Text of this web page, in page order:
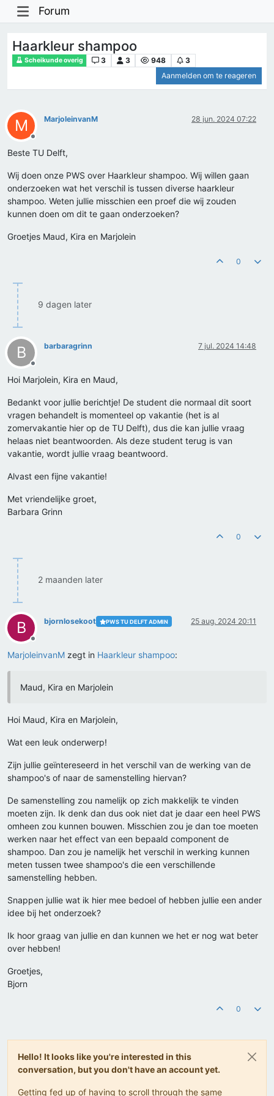
Forum
Haarkleur shampoo
Scheikunde overig 3 3 948
3
Aanmelden om te reageren
M
Offline
MarjoleinvanM 28 jun. 2024 07:22
Beste TU Delft,
Wij doen onze PWS over Haarkleur shampoo. Wij willen gaan
onderzoeken wat het verschil is tussen diverse haarkleur
shampoo. Weten jullie misschien een proef die wij zouden
kunnen doen om dit te gaan onderzoeken?
Groetjes Maud, Kira en Marjolein
0
9 dagen later
B
Offline
barbaragrinn 7 jul. 2024 14:48
Hoi Marjolein, Kira en Maud,
Bedankt voor jullie berichtje! De student die normaal dit soort
vragen behandelt is momenteel op vakantie (het is al
zomervakantie hier op de TU Delft), dus die kan jullie vraag
helaas niet beantwoorden. Als deze student terug is van
vakantie, wordt jullie vraag beantwoord.
Alvast een fijne vakantie!
Met vriendelijke groet,
Barbara Grinn
0
2 maanden later
B
Offline
bjornlosekoot PWS TU DELFT ADMIN 25 aug. 2024 20:11
MarjoleinvanM zegt in Haarkleur shampoo:
Maud, Kira en Marjolein
Hoi Maud, Kira en Marjolein,
Wat een leuk onderwerp!
Zijn jullie geïntereseerd in het verschil van de werking van de
shampoo's of naar de samenstelling hiervan?
De samenstelling zou namelijk op zich makkelijk te vinden
moeten zijn. Ik denk dan dus ook niet dat je daar een heel PWS
omheen zou kunnen bouwen. Misschien zou je dan toe moeten
werken naar het effect van een bepaald component de
shampoo. Dan zou je namelijk het verschil in werking kunnen
meten tussen twee shampoo's die een verschillende
samenstelling hebben.
Snappen jullie wat ik hier mee bedoel of hebben jullie een ander
idee bij het onderzoek?
Ik hoor graag van jullie en dan kunnen we het er nog wat beter
over hebben!
Groetjes,
Bjorn
0
Hello! It looks like you're interested in this
conversation, but you don't have an account yet.
Getting fed up of having to scroll through the same